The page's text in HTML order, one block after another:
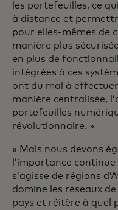
les portefeuilles, ce
à distance et
pour elles-mêmes de
manière plus
en plus de
intégrées à ces
ont du mal à
manière centralisée,
portefeuilles
révolutionnaire. »
« Mais nous devons
l’importance continue
s’agisse de régions
domine les réseaux
pays et réitère à quel